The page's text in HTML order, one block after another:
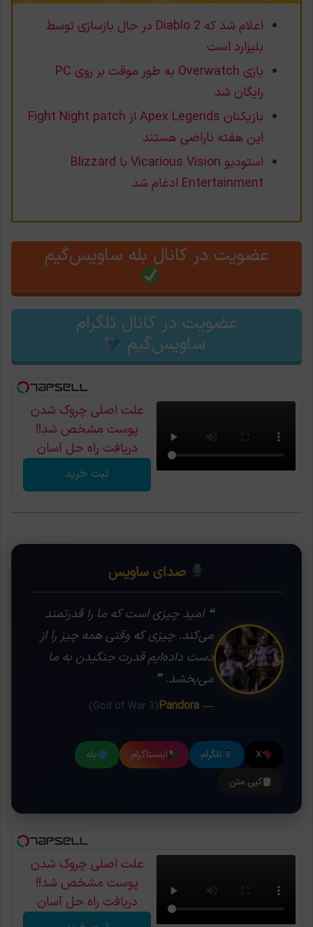
اعلام شد که Diablo 2 در حال بازسازی توسط
بلیزارد است
بازی Overwatch به طور موقت بر روی PC
رایگان شد
بازیکنان Apex Legends از Fight Night patch
این هفته ناراضی هستند
استودیو Vicarious Vision با Blizzard
Entertainment ادغام شد
عضویت در کانال بله ساویس‌گیم
عضویت در کانال تلگرام
ساویس‌گیم
علت اصلی چروک شدن
پوست مشخص شد!!
دریافت راه حل آسان
ثبت خرید
صدای ساویس
❝ امید چیزی است که ما را قدرتمند
می‌کند. چیزی که وقتی همه چیز را از
دست داده‌ایم قدرت جنگیدن به ما
می‌بخشد. ❞
— Pandora
(God of War 3)
X تلگرام اینستاگرام
بله
کپی متن
علت اصلی چروک شدن
پوست مشخص شد!!
دریافت راه حل آسان